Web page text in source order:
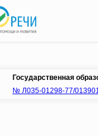
Государственная
№ Л035-01298-77/